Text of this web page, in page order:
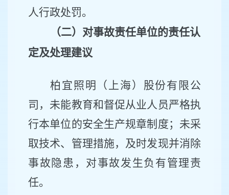
人行政处罚。
（二）对事故责任单位的责任认
定及处理建议
柏宜照明（上海）股份有限公
司 ， 未能教育和督促从业人员严格执
行本单位的安全生产规章制度；未采
取技术、管理措施，及时发现并消除
事故隐患，对事故发生负有管理责
任。